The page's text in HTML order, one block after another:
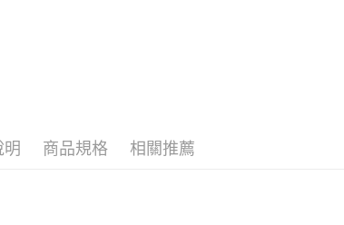
明 商品規格 相關推薦